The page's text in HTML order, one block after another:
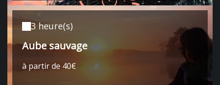
3 heure(s)
Aube sauvage
à partir de 40€